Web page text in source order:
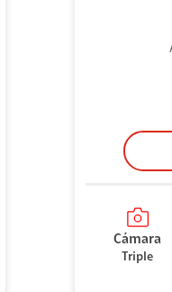
Cámara
Triple